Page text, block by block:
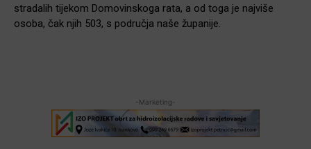
stradalih tijekom Domovinskoga rata, a od toga je najviše
osoba, čak njih 503, s područja naše županije.
-Marketing-